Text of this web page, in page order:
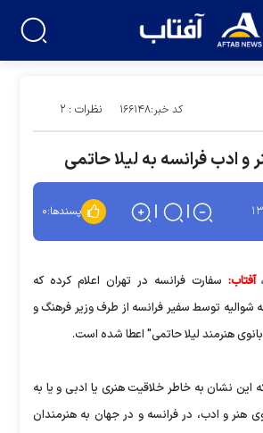
کد خبر:۱۶۶۱۴۸ نظرات : ۲
و ادب فرانسه به لیلا حاتمی
پسندها:۰
آفتاب: سفارت فرانسه در تهران اعلام کرده که
شوالیه توسط سفیر فرانسه از طرف وزیر فرهنگ و
هنرمند لیلا حاتمی" اعطا شده است.
این نشان به خاطر خلاقیت هنری یا ادبی و یا به
هنر و ادب، در فرانسه و در جهان به هنرمندان